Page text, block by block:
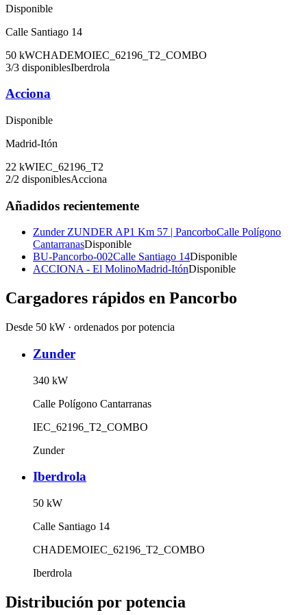
Disponible
Calle Santiago 14
50 kWCHADEMOIEC_62196_T2_COMBO
3/3 disponiblesIberdrola
Acciona
Disponible
Madrid-Itón
22 kWIEC_62196_T2
2/2 disponiblesAcciona
Añadidos recientemente
Zunder ZUNDER AP1 Km 57 | PancorboCalle Polígono
CantarranasDisponible
BU-Pancorbo-002Calle Santiago 14Disponible
ACCIONA - El MolinoMadrid-ItónDisponible
Cargadores rápidos en Pancorbo
Desde 50 kW · ordenados por potencia
Zunder
340 kW
Calle Polígono Cantarranas
IEC_62196_T2_COMBO
Zunder
Iberdrola
50 kW
Calle Santiago 14
CHADEMOIEC_62196_T2_COMBO
Iberdrola
Distribución por potencia